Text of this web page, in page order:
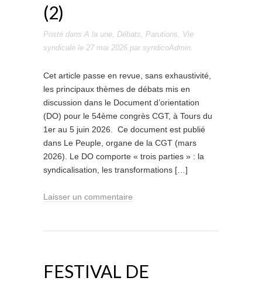
(2)
Posté dans A la une, Débats, Parutions, Vie
syndicale le 27 mai 2026 par syndicoAdmin.
Cet article passe en revue, sans exhaustivité,
les principaux thèmes de débats mis en
discussion dans le Document d’orientation
(DO) pour le 54ème congrès CGT, à Tours du
1er au 5 juin 2026. Ce document est publié
dans Le Peuple, organe de la CGT (mars
2026). Le DO comporte « trois parties » : la
syndicalisation, les transformations […]
Laisser un commentaire
FESTIVAL DE